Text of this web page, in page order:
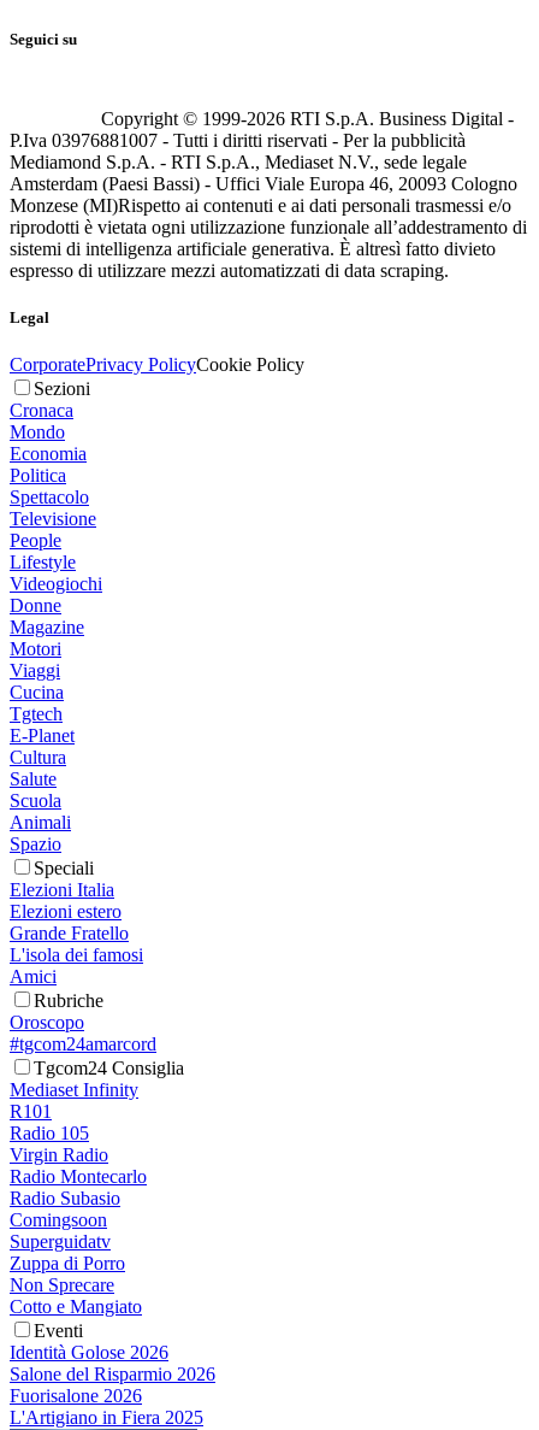
Seguici su
Copyright © 1999-2026 RTI S.p.A. Business Digital -
P.Iva 03976881007 - Tutti i diritti riservati - Per la pubblicità
Mediamond S.p.A. - RTI S.p.A., Mediaset N.V., sede legale
Amsterdam (Paesi Bassi) - Uffici Viale Europa 46, 20093 Cologno
Monzese (MI)Rispetto ai contenuti e ai dati personali trasmessi e/o
riprodotti è vietata ogni utilizzazione funzionale all’addestramento di
sistemi di intelligenza artificiale generativa. È altresì fatto divieto
espresso di utilizzare mezzi automatizzati di data scraping.
Legal
CorporatePrivacy PolicyCookie Policy
Sezioni
Cronaca
Mondo
Economia
Politica
Spettacolo
Televisione
People
Lifestyle
Videogiochi
Donne
Magazine
Motori
Viaggi
Cucina
Tgtech
E-Planet
Cultura
Salute
Scuola
Animali
Spazio
Speciali
Elezioni Italia
Elezioni estero
Grande Fratello
L'isola dei famosi
Amici
Rubriche
Oroscopo
#tgcom24amarcord
Tgcom24 Consiglia
Mediaset Infinity
R101
Radio 105
Virgin Radio
Radio Montecarlo
Radio Subasio
Comingsoon
Superguidatv
Zuppa di Porro
Non Sprecare
Cotto e Mangiato
Eventi
Identità Golose 2026
Salone del Risparmio 2026
Fuorisalone 2026
L'Artigiano in Fiera 2025